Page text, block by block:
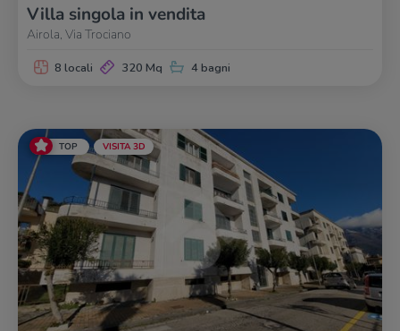
Villa singola in vendita
Airola, Via Trociano
8 locali 320 Mq 4 bagni
TOP VISITA 3D